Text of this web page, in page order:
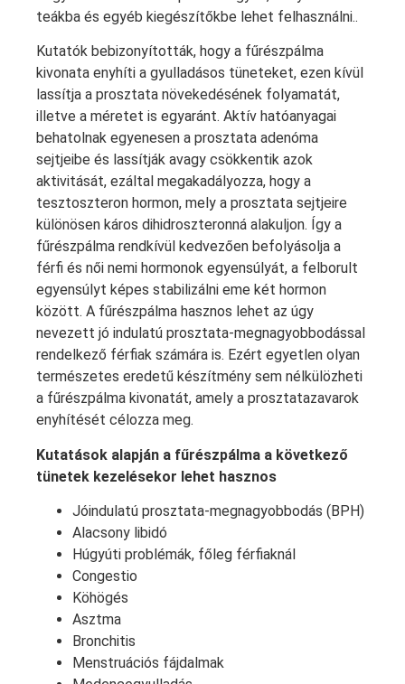
teákba és egyéb kiegészítőkbe lehet felhasználni..
Kutatók bebizonyították, hogy a fűrészpálma
kivonata enyhíti a gyulladásos tüneteket, ezen kívül
lassítja a prosztata növekedésének folyamatát,
illetve a méretet is egyaránt. Aktív hatóanyagai
behatolnak egyenesen a prosztata adenóma
sejtjeibe és lassítják avagy csökkentik azok
aktivitását, ezáltal megakadályozza, hogy a
tesztoszteron hormon, mely a prosztata sejtjeire
különösen káros dihidroszteronná alakuljon. Így a
fűrészpálma rendkívül kedvezően befolyásolja a
férfi és női nemi hormonok egyensúlyát, a felborult
egyensúlyt képes stabilizálni eme két hormon
között. A fűrészpálma hasznos lehet az úgy
nevezett jó indulatú prosztata-megnagyobbodással
rendelkező férfiak számára is. Ezért egyetlen olyan
természetes eredetű készítmény sem nélkülözheti
a fűrészpálma kivonatát, amely a prosztatazavarok
enyhítését célozza meg.
Kutatások alapján a fűrészpálma a következő
tünetek kezelésekor lehet hasznos
Jóindulatú prosztata-megnagyobbodás (BPH)
Alacsony libidó
Húgyúti problémák, főleg férfiaknál
Congestio
Köhögés
Asztma
Bronchitis
Menstruációs fájdalmak